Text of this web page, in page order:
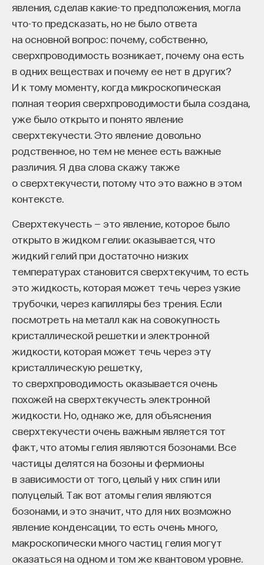
явления, сделав какие-то предположения, могла
что-то предсказать, но не было ответа
на основной вопрос: почему, собственно,
сверхпроводимость возникает, почему она есть
в одних веществах и почему ее нет в других?
И к тому моменту, когда микроскопическая
полная теория сверхпроводимости была создана,
уже было открыто и понято явление
сверхтекучести. Это явление довольно
родственное, но тем не менее есть важные
различия. Я два слова скажу также
о сверхтекучести, потому что это важно в этом
контексте.
Сверхтекучесть — это явление, которое было
открыто в жидком гелии: оказывается, что
жидкий гелий при достаточно низких
температурах становится сверхтекучим, то есть
это жидкость, которая может течь через узкие
трубочки, через капилляры без трения. Если
посмотреть на металл как на совокупность
кристаллической решетки и электронной
жидкости, которая может течь через эту
кристаллическую решетку,
то сверхпроводимость оказывается очень
похожей на сверхтекучесть электронной
жидкости. Но, однако же, для объяснения
сверхтекучести очень важным является тот
факт, что атомы гелия являются бозонами. Все
частицы делятся на бозоны и фермионы
в зависимости от того, целый у них спин или
полуцелый. Так вот атомы гелия являются
бозонами, и это значит, что для них возможно
явление конденсации, то есть очень много,
макроскопически много частиц гелия могут
оказаться на одном и том же квантовом уровне.
вы занимаетесь биоинформатикой, молекулярной
биологией, ИИ или другими наукоемкими
дисциплинами, проект поможет вам найти место
Как стать участником:
Заполнить анкету кандидата
Посмотреть текущие вакансии
Образование работает дольше,
чем кажется
«Тема кажется простой: мы определяем цели,
движемся к ним — и дальше все должно
намного сложнее. Проблема не только
во временном разрыве, когда результат должен
проявиться через несколько лет. Ключевой
эффект образования не раскрывается в тот
момент, когда выпускник выходит на работу, —
тогда все только начинается. Дальше человек
адаптируется и еще много лет пользуется тем,
что получил в университете. Если задуматься, как
долго он опирается на свое первое образование,
речь идет не о нескольких годах,
а о десятилетиях».
У университета четыре цели
«Мы выделили четыре идеологии образования.
Первая — развитие и трансляция
дисциплинарного знания, где в центре находится
само знание, а не человек и не рынок труда.
Вторая — формирование определенного типа
человека, например человека, способного
к сложному мышлению. Третья — развитие
общества, вклад в то, каким оно будет.